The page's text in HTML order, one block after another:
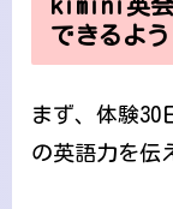
できるよ
まず、体験30
の英語力を伝